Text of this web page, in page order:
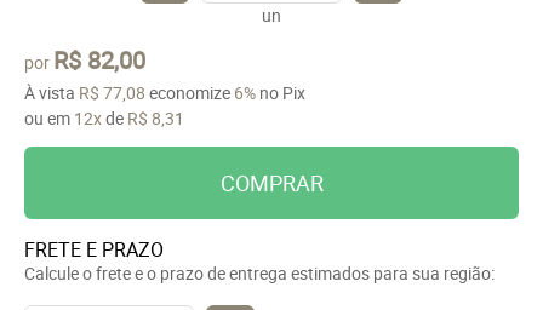
un
por R$ 82,00
À vista R$ 77,08 economize 6% no Pix
ou em 12xde R$ 8,31
COMPRAR
FRETE E PRAZO
Calcule o frete e o prazo de entrega estimados para sua região: